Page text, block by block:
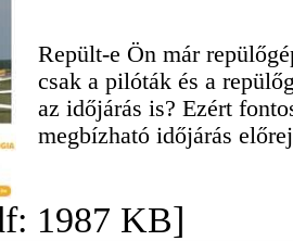
Repült-e Ön már
csak a pilóták és a
az időjárás is? Ezért
megbízható időjárás
1987 KB]